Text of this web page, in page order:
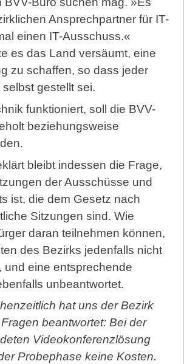
Ansprechpartner für IT-
einen IT-Ausschuss.«
es das Land versäumt, eine
zu schaffen, so dass jeder
gestellt sei.
funktioniert, soll die BVV-
beziehungsweise
bleibt indessen die Frage,
der Ausschüsse und
ist, die dem Gesetz nach
Sitzungen sind. Wie
daran teilnehmen können,
des Bezirks jedenfalls nicht
und eine entsprechende
unbeantwortet.
hat uns der Bezirk
beantwortet: Bei der
Videokonferenzlösung
Probephase keine Kosten.